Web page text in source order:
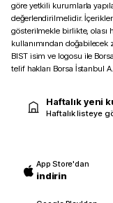
göre yetkili kurumlarla
değerlendirilmelidir.
gösterilmekle birlikte, olası
kullanımından
BIST isim ve logosu ile
telif hakları Borsa İstanbul
Haftalık yeni
Haftalık listeye
App Store'dan
indirin